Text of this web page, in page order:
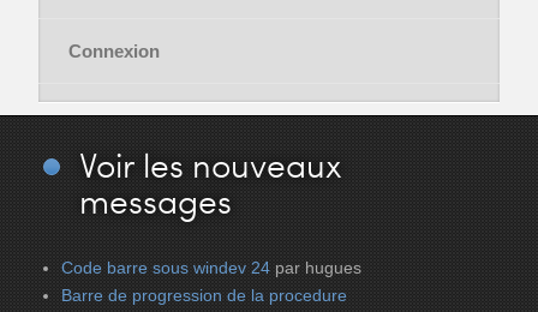
Connexion
Voir les nouveaux
messages
Code barre sous windev 24 par hugues
Barre de progression de la procedure